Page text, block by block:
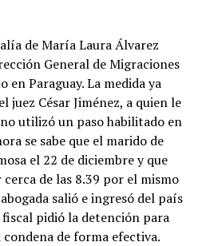
de María Laura Álvarez
General de Migraciones
en Paraguay. La medida ya
juez César Jiménez, a quien le
utilizó un paso habilitado en
se sabe que el marido de
el 22 de diciembre y que
de las 8.39 por el mismo
salió e ingresó del país
pidió la detención para
de forma efectiva.